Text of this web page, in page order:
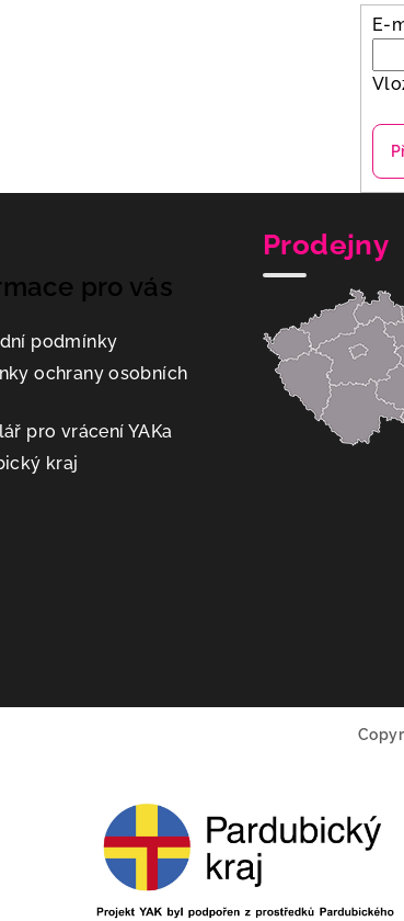
E-
pro vás
podmínky
ochrany osobních
pro vrácení YAKa
kraj
Prodejny